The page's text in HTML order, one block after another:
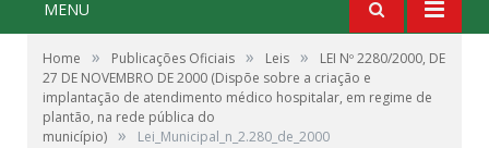
MENU
Home » Publicações Oficiais » Leis »
LEI Nº 2280/2000, DE
27 DE NOVEMBRO DE 2000 (Dispõe sobre a criação e
implantação de atendimento médico hospitalar, em regime de
plantão, na rede pública do
município) » Lei_Municipal_n_2.280_de_2000